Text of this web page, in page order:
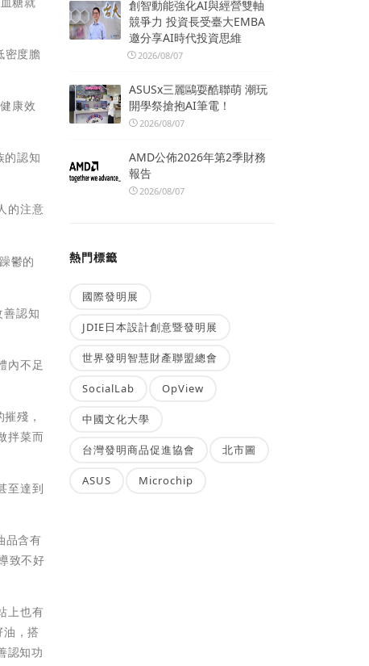
密度膽
康效
的認知
的注意
鬱的
認知
內不足
殘，
拌菜而
至達到
品含有
致不好
上也有
，搭
認知功
創智動能強化AI與經營雙軸
競爭力 投資長受臺大EMBA
邀分享AI時代投資思維
2026/08/07
ASUSx三麗鷗耍酷聯萌 潮玩
開學祭搶抱AI筆電！
2026/08/07
AMD公佈2026年第2季財務
報告
2026/08/07
熱門標籤
國際發明展
JDIE日本設計創意暨發明展
世界發明智慧財產聯盟總會
SocialLab OpView
中國文化大學
台灣發明商品促進協會 北市圖
ASUS Microchip